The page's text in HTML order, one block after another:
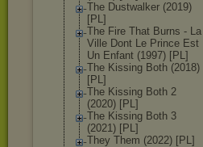
The Dustwalker (2019)
[PL]
The Fire That Burns - La
Ville Dont Le Prince Est
Un Enfant (1997) [PL]
The Kissing Both (2018)
[PL]
The Kissing Both 2
(2020) [PL]
The Kissing Both 3
(2021) [PL]
They Them (2022) [PL]